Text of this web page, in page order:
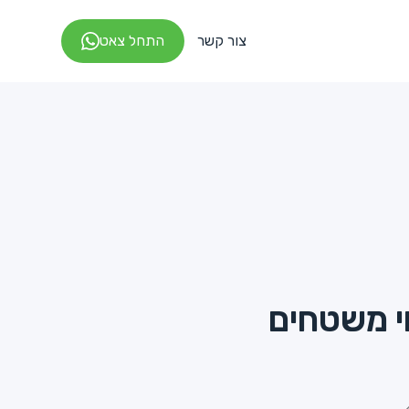
צור קשר התחל צאט
משטחים